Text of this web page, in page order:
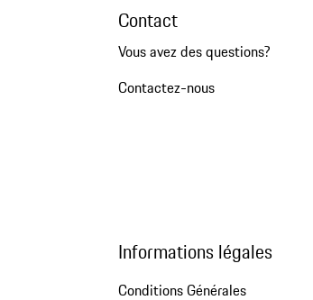
Contact
Vous avez des questions?
Contactez-nous
Informations légales
Conditions Générales